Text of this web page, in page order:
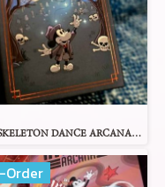
THE SKELETON DANCE ARCANA TAROT
Order